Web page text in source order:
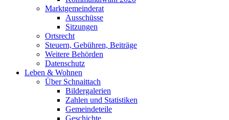
Marktgemeinderat
Ausschüsse
Sitzungen
Ortsrecht
Steuern, Gebühren, Beiträge
Weitere Behörden
Datenschutz
Leben & Wohnen
Über Schnaittach
Bildergalerien
Zahlen und Statistiken
Gemeindeteile
Geschichte